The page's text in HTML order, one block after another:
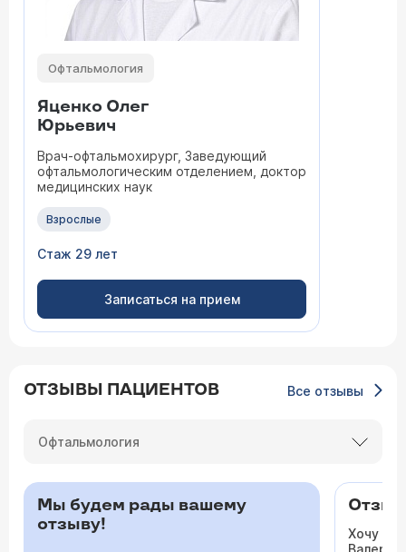
Офтальмология
Яценко Олег
Юрьевич
Врач-офтальмохирург, Заведующий
офтальмологическим отделением, доктор
медицинских наук
Взрослые
Стаж 29 лет
Записаться на прием
ОТЗЫВЫ ПАЦИЕНТОВ Все отзывы
Офтальмология
Мы будем рады вашему
отзыву!
Хочу